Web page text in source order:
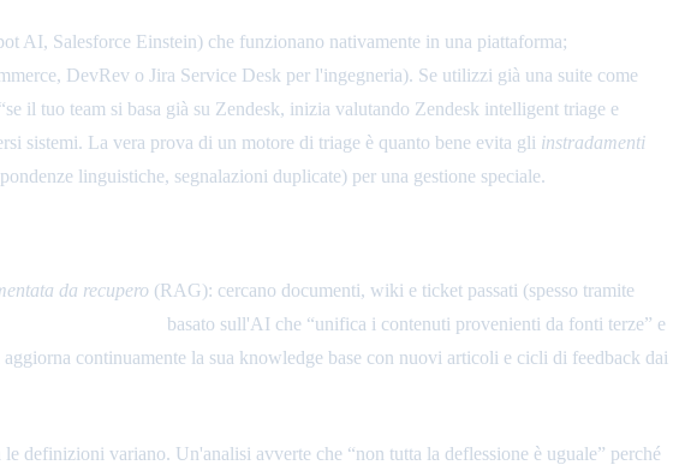
AI, Salesforce Einstein) che funzionano nativamente in una piattaforma;
DevRev o Jira Service Desk per l'ingegneria). Se utilizzi già una suite come
il tuo team si basa già su Zendesk, inizia valutando Zendesk intelligent triage e
sistemi. La vera prova di un motore di triage è quanto bene evita gli instradamenti
linguistiche, segnalazioni duplicate) per una gestione speciale.
da recupero (RAG): cercano documenti, wiki e ticket passati (spesso tramite
basato sull'AI che “unifica i contenuti provenienti da fonti terze” e
continuamente la sua knowledge base con nuovi articoli e cicli di feedback dai
definizioni variano. Un'analisi avverte che “non tutta la deflessione è uguale” perché